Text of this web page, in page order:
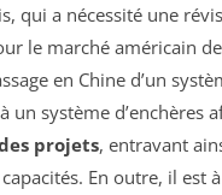
qui a nécessité une
le marché américain
en Chine d’un
un système d’enchères
projets, entravant
En outre, il est